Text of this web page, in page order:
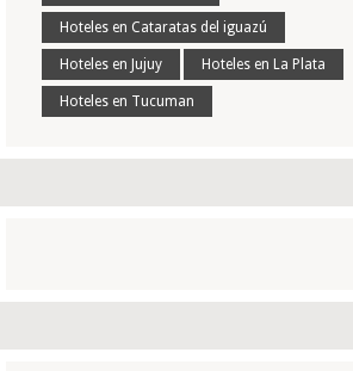
Hoteles en Cataratas del iguazú
Hoteles en Jujuy Hoteles en La Plata
Hoteles en Tucuman